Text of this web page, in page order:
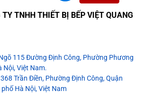
TNHH THIẾT BỊ BẾP VIỆT QUANG
115 Đường Định Công, Phường Phương
Nội, Việt Nam.
Trần Điền, Phường Định Công, Quận
Hà Nội, Việt Nam